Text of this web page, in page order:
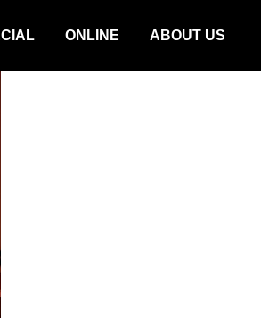
ONLINE ABOUT US